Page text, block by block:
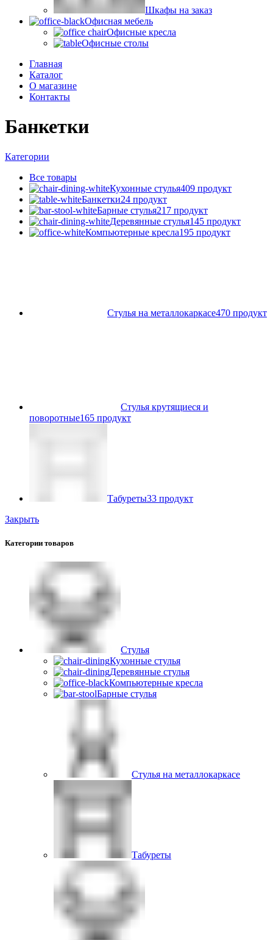
Шкафы на заказ
Офисная мебель
Офисные кресла
Офисные столы
Главная
Каталог
О магазине
Контакты
Банкетки
Категории
Все товары
Кухонные стулья409 продукт
Банкетки24 продукт
Барные стулья217 продукт
Деревянные стулья145 продукт
Компьютерные кресла195 продукт
Стулья на металлокаркасе470 продукт
Стулья крутящиеся и
поворотные165 продукт
Табуреты33 продукт
Закрыть
Категории товаров
Стулья
Кухонные стулья
Деревянные стулья
Компьютерные кресла
Барные стулья
Стулья на металлокаркасе
Табуреты